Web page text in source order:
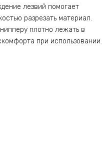
лезвий помогает
разрезать материал.
плотно лежать в
при использовании.